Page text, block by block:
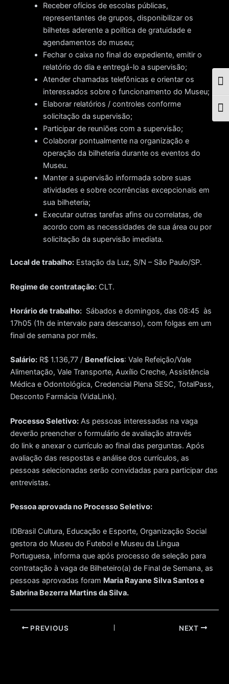
Receber ofícios de escolas públicas,
representantes de grupos, disponibilizar os
bilhetes aderente a política de gratuidade e
agendamentos do museu;
Fechar o caixa no final do expediente, emitir o
relatório do dia e entregá-lo a supervisão;
Atender chamadas telefônicas e orientar os
interessados sobre o funcionamento do Museu;
Elaborar relatórios / controles conforme
solicitação da supervisão;
Participar de reuniões com a supervisão;
Colaborar pontualmente na organização e
operação da bilheteria durante os eventos do
Museu.
Manter a supervisão informada sobre suas
atividades e sobre ocorrências excepcionais em
sua bilheteria;
Executar outras tarefas afins ou correlatas, de
acordo com as necessidades de sua área ou por
solicitação da supervisão imediata.
Local de trabalho: Estação da Luz, S/N – São Paulo/SP.
Regime de contratação: CLT.
Horário de trabalho: Sábados e domingos, das 08:45 às
17h05 (1h de intervalo para descanso), com folgas em um
final de semana por mês.
Salário: R$ 1.136,77 / Benefícios: Vale Refeição/Vale
Alimentação, Vale Transporte, Auxílio Creche, Assistência
Médica e Odontológica, Credencial Plena SESC, TotalPass,
Desconto Farmácia (VidaLink).
Processo Seletivo: As pessoas interessadas na vaga
deverão preencher o formulário de avaliação através
do link e anexar o currículo ao final das perguntas. Após
avaliação das respostas e análise dos currículos, as
pessoas selecionadas serão convidadas para participar das
entrevistas.
Pessoa aprovada no Processo Seletivo:
IDBrasil Cultura, Educação e Esporte, Organização Social
gestora do Museu do Futebol e Museu da Língua
Portuguesa, informa que após processo de seleção para
contratação à vaga de Bilheteiro(a) de Final de Semana, as
pessoas aprovadas foram Maria Rayane Silva Santos e
Sabrina Bezerra Martins da Silva.
Post PREVIOUS NEXT